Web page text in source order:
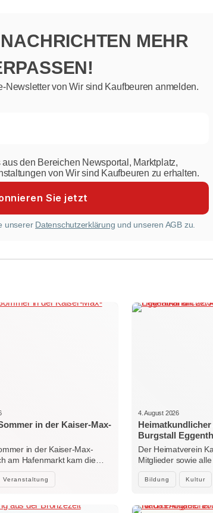
MEHR
Newsletter von Wir sind Kaufbeuren anmelden.
den Bereichen Newsportal, Marktplatz,
von Wir sind Kaufbeuren zu erhalten.
unserer Datenschutzerklärung und unseren AGB zu.
Veranstaltung
in der Kaiser-Max-
in der Kaiser-Max-
am Hafenmarkt kam die…
Bildung Kultur
4. August 2026
Burgstall
Der Heimatverein
Mitglieder sowie